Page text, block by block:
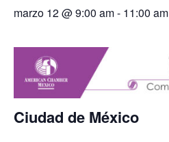
marzo 12 @ 9:00 am- 11:00 am
Ciudad de México